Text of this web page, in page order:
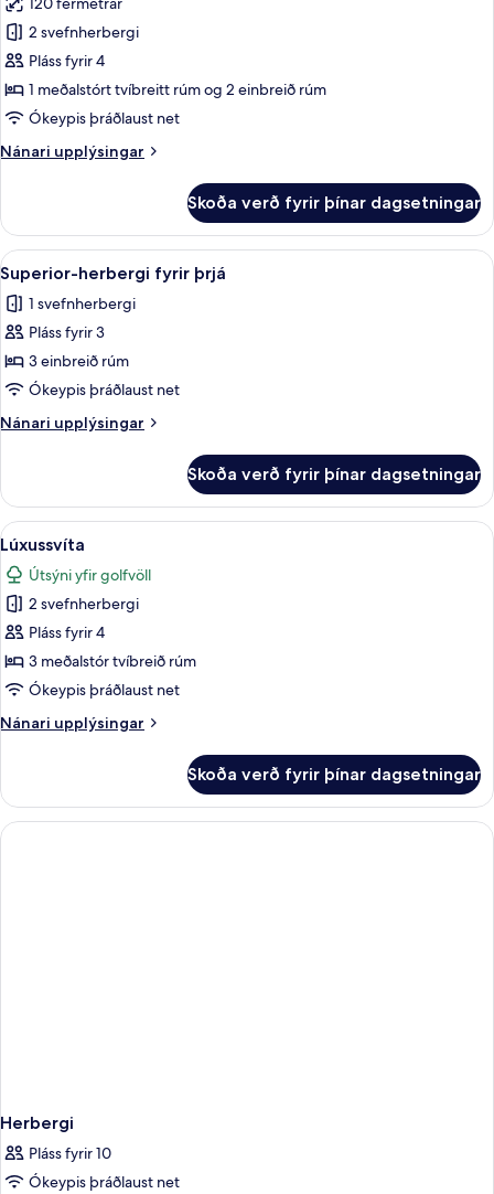
fyrir
Lúxusíbúð
-
útsýni
yfir
golfvöll
2 svefnherbergi
Pláss fyrir 4
1 meðalstórt tvíbreitt rúm og 2 einbreið rúm
Ókeypis þráðlaust net
Nánari upplýsingar
Nánari
-
útsýni
yfir
golfvöll
Skoða verð fyrir þínar dagsetningar
Skoða
allar
myndir
fyrir
Superior-
herbergi
fyrir
þrjá
Rúmföt af bestu gerð, dúnsængur,
5
Superior-herbergi fyrir þrjá
1 svefnherbergi
Pláss fyrir 3
3 einbreið rúm
Ókeypis þráðlaust net
Nánari upplýsingar
Nánari
herbergi
fyrir
þrjá
Skoða verð fyrir þínar dagsetningar
Skoða
allar
myndir
fyrir
Lúxussvíta
Lúxussvíta | Rúmföt af bestu gerð,
6
Lúxussvíta
Útsýni yfir golfvöll
2 svefnherbergi
Pláss fyrir 4
3 meðalstór tvíbreið rúm
Ókeypis þráðlaust net
Nánari upplýsingar
Nánari
Skoða verð fyrir þínar dagsetningar
Herbergi
Pláss fyrir 10
Ókeypis þráðlaust net